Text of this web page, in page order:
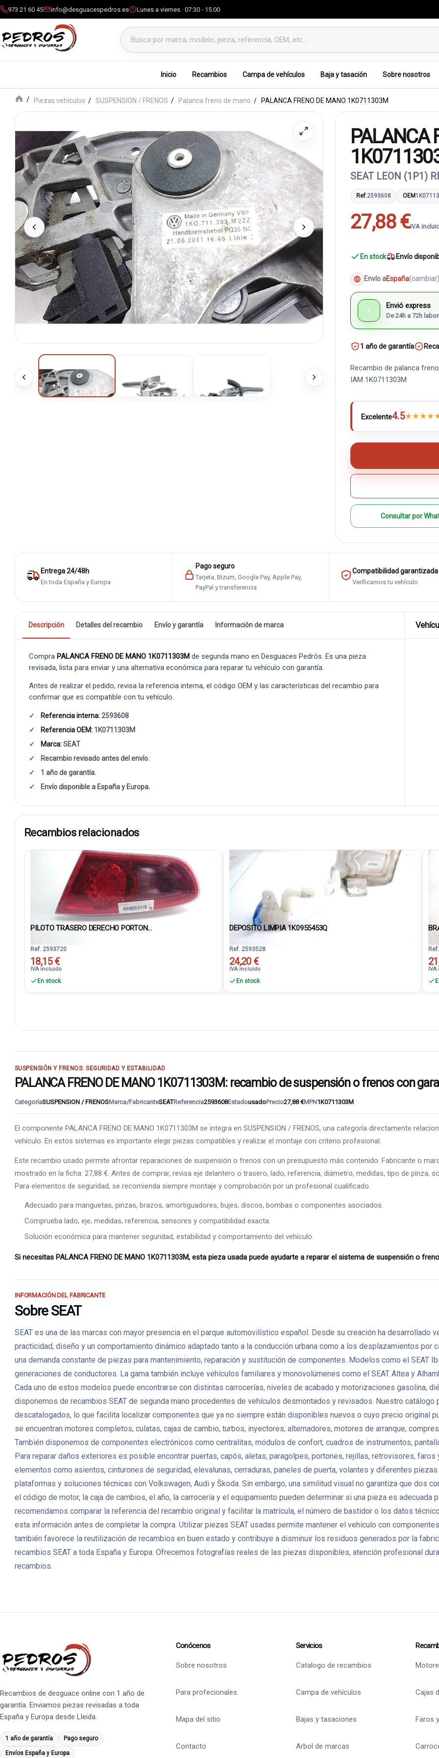
973 21 60 45 info@desguacespedros.es Lunes a viernes · 07:30 - 15:00
Buscar productos
Inicio Recambios Campa de vehículos Baja y tasación Sobre nosotros
Piezas vehículos SUSPENSION / FRENOS Palanca freno de mano PALANCA FRENO DE MANO 1K0711303M
PALANCA
SEAT LEON (1P1)
Ref.2593608 OEM
27,88 €IVA
En stock Envío
Envío aEspaña(cambiar)
⚡ Envió express
De 24h a 72h
1 año de garantía
Recambio de palanca
IAM 1K0711303M
Excelente4.5★★★★
Consultar por
Entrega 24/48h
En toda España y Europa
Pago seguro
Tarjeta, Bizum, Google Pay, Apple Pay,
PayPal y transferencia
Compatibilidad garantizada
Verificamos tu vehículo
Descripción Detalles del recambio Envío y garantía Información de marca
Compra PALANCA FRENO DE MANO 1K0711303M de segunda mano en Desguaces Pedrós. Es una pieza
revisada, lista para enviar y una alternativa económica para reparar tu vehículo con garantía.
Antes de realizar el pedido, revisa la referencia interna, el código OEM y las características del recambio para
confirmar que es compatible con tu vehículo.
Referencia interna:2593608
Referencia OEM: 1K0711303M
Marca:SEAT
Recambio revisado antes del envío.
1 año de garantía.
Envío disponible a España y Europa.
Recambios relacionados
PILOTO TRASERO DERECHO PORTON...
Ref. 2593720
18,15 €
IVA incluido
En stock
DEPOSITO LIMPIA 1K0955453Q
Ref. 2593528
24,20 €
IVA incluido
En stock
SUSPENSIÓN Y FRENOS: SEGURIDAD Y ESTABILIDAD
PALANCA FRENO DE MANO 1K0711303M: recambio de suspensión o frenos con
CategoríaSUSPENSION / FRENOSMarca/FabricanteSEATReferencia2593608EstadousadoPrecio27,88 €MPN1K0711303M
El componente PALANCA FRENO DE MANO 1K0711303M se integra en SUSPENSION / FRENOS, una categoría directamente
vehículo. En estos sistemas es importante elegir piezas compatibles y realizar el montaje con criterio profesional.
Este recambio usado permite afrontar reparaciones de suspensión o frenos con un presupuesto más contenido. Fabricante o
mostrado en la ficha: 27,88 €. Antes de comprar, revisa eje delantero o trasero, lado, referencia, diámetro, medidas, tipo de pinza,
Para elementos de seguridad, se recomienda siempre montaje y comprobación por un profesional cualificado.
Adecuado para manguetas, pinzas, brazos, amortiguadores, bujes, discos, bombas o componentes asociados.
Comprueba lado, eje, medidas, referencia, sensores y compatibilidad exacta.
Solución económica para mantener seguridad, estabilidad y comportamiento del vehículo.
Si necesitas PALANCA FRENO DE MANO 1K0711303M, esta pieza usada puede ayudarte a reparar el sistema de suspensión o
INFORMACIÓN DEL FABRICANTE
Sobre SEAT
SEAT es una de las marcas con mayor presencia en el parque automovilístico español. Desde su creación ha desarrollado
practicidad, diseño y un comportamiento dinámico adaptado tanto a la conducción urbana como a los desplazamientos por
una demanda constante de piezas para mantenimiento, reparación y sustitución de componentes. Modelos como el SEAT
generaciones de conductores. La gama también incluye vehículos familiares y monovolúmenes como el SEAT Altea y
Cada uno de estos modelos puede encontrarse con distintas carrocerías, niveles de acabado y motorizaciones gasolina,
disponemos de recambios SEAT de segunda mano procedentes de vehículos desmontados y revisados. Nuestro
descatalogados, lo que facilita localizar componentes que ya no siempre están disponibles nuevos o cuyo precio original
se encuentran motores completos, culatas, cajas de cambio, turbos, inyectores, alternadores, motores de arranque,
También disponemos de componentes electrónicos como centralitas, módulos de confort, cuadros de instrumentos,
Para reparar daños exteriores es posible encontrar puertas, capós, aletas, paragolpes, portones, rejillas, retrovisores,
elementos como asientos, cinturones de seguridad, elevalunas, cerraduras, paneles de puerta, volantes y diferentes
plataformas y soluciones técnicas con Volkswagen, Audi y Škoda. Sin embargo, una similitud visual no garantiza que dos
el código de motor, la caja de cambios, el año, la carrocería y el equipamiento pueden determinar si una pieza es adecuada
recomendamos comparar la referencia del recambio original y facilitar la matrícula, el número de bastidor o los datos
esta información antes de completar la compra. Utilizar piezas SEAT usadas permite mantener el vehículo con
también favorece la reutilización de recambios en buen estado y contribuye a disminuir los residuos generados por la
recambios SEAT a toda España y Europa. Ofrecemos fotografías reales de las piezas disponibles, atención profesional
recambios.
Recambios de desguace online con 1 año de
garantía. Enviamos piezas revisadas a toda
España y Europa desde Lleida.
1 año de garantía Pago seguro
Envíos España y Europa
Conócenos
Sobre nosotros
Para profecionales
Mapa del sitio
Contacto
Servicios
Catalogo de recambios
Campa de vehículos
Bajas y tasaciones
Arbol de marcas
Cajas
Faros